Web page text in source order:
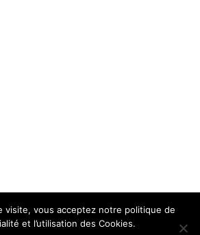
visite, vous acceptez notre politique de
et l’utilisation des Cookies.